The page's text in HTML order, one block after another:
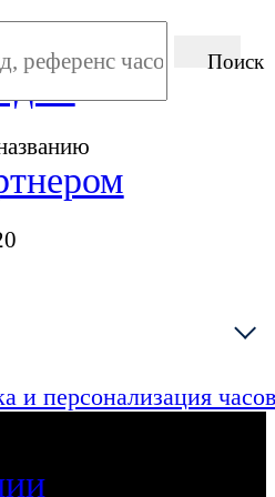
центр
и персонализация часов
Поиск